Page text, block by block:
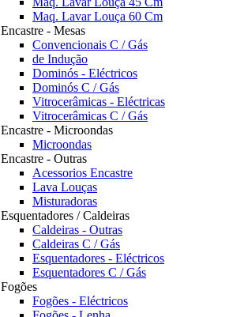
Maq. Lavar Louça 60 Cm
Encastre - Mesas
Convencionais C / Gás
de Indução
Dominós - Eléctricos
Dominós C / Gás
Vitrocerâmicas - Eléctricas
Vitrocerâmicas C / Gás
Encastre - Microondas
Microondas
Encastre - Outras
Acessorios Encastre
Lava Louças
Misturadoras
Esquentadores / Caldeiras
Caldeiras - Outras
Caldeiras C / Gás
Esquentadores - Eléctricos
Esquentadores C / Gás
Fogões
Fogões - Eléctricos